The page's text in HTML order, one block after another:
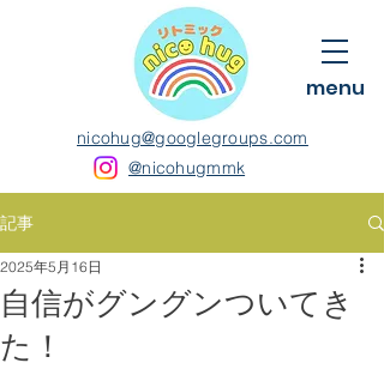
nicohug@googlegroups.com
menu
@nicohugmmk
記事
自信がグングンついてき
た！
2025年5月16日